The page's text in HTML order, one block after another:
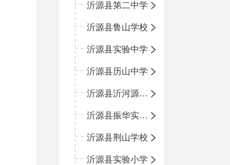
沂源县第二中学
沂源县鲁山学校
沂源县实验中学
沂源县历山中学
沂源县沂河源学校
沂源县振华实验学校
沂源县荆山学校
沂源县实验小学